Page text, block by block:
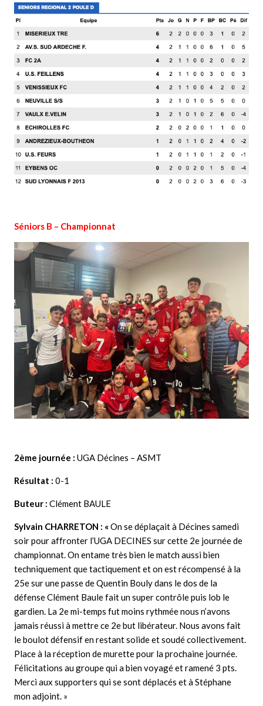
Séniors B – Championnat
2ème journée : UGA Décines – ASMT
Résultat : 0-1
Buteur : Clément BAULE
Sylvain CHARRETON : «On se déplaçait à Décines samedi
soir pour affronter l’UGA DECINES sur cette 2e journée de
championnat. On entame très bien le match aussi bien
techniquement que tactiquement et on est récompensé à la
25e sur une passe de Quentin Bouly dans le dos de la
défense Clément Baule fait un super contrôle puis lob le
gardien. La 2e mi-temps fut moins rythmée nous n’avons
jamais réussi à mettre ce 2e but libérateur. Nous avons fait
le boulot défensif en restant solide et soudé collectivement.
Place à la réception de murette pour la prochaine journée.
Félicitations au groupe qui a bien voyagé et ramené 3 pts.
Merci aux supporters qui se sont déplacés et à Stéphane
mon adjoint. »